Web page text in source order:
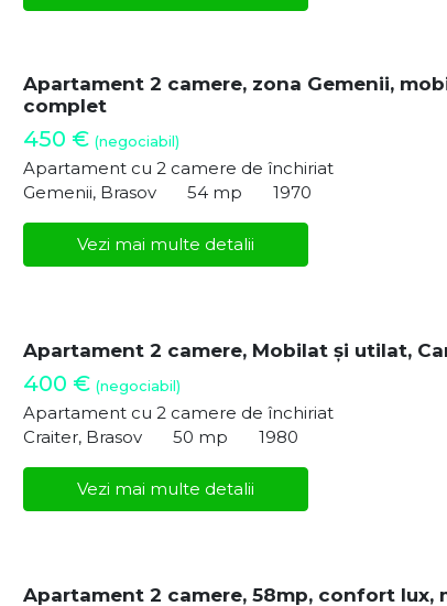
Apartament 2 camere, zona Gemenii,
complet
450 € (negociabil)
Apartament cu 2 camere de închiriat
Gemenii, Brasov
54 mp 1970
Vezi mai multe detalii
Apartament 2 camere, Mobilat și utilat,
400 € (negociabil)
Apartament cu 2 camere de închiriat
Craiter, Brasov
50 mp 1980
Vezi mai multe detalii
Apartament 2 camere, 58mp, confort lux,